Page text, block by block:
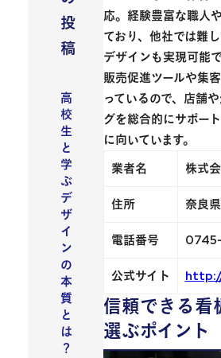
応。経験豊富な職人
ており、 他社では難
デザインも実現可能
販売促進ツールや集
っているので、店舗
グを総合的にサポー
に向いています。
業者名
株式
住所 奈良
電話番号
公式サイト
信頼できる看
選ぶポイント
投
稿
高
校
生
と
学
ぶ
デ
ザ
イ
ン
の
本
質
と
は
？